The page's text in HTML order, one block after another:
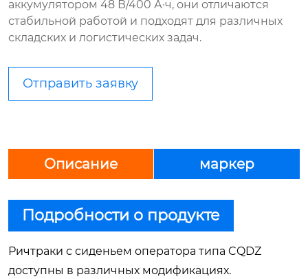
аккумулятором 48 В/400 А·ч, они отличаются
стабильной работой и подходят для различных
складских и логистических задач.
Отправить заявку
Описание маркер
Подробности о продукте
Ричтраки с сиденьем оператора типа CQDZ
доступны в различных модификациях.